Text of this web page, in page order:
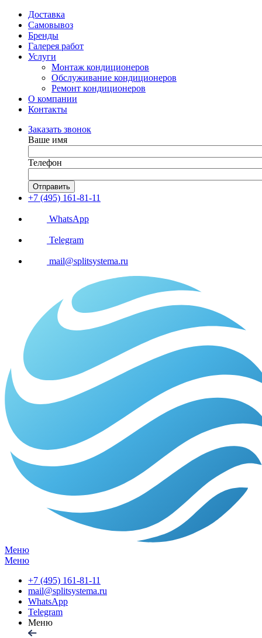
Доставка
Самовывоз
Бренды
Галерея работ
Услуги
Монтаж кондиционеров
Обслуживание кондиционеров
Ремонт кондиционеров
О компании
Контакты
Заказать звонок
Ваше имя
Телефон
Отправить
+7 (495) 161-81-11
WhatsApp
Telegram
mail@splitsystema.ru
Меню
Меню
+7 (495) 161-81-11
mail@splitsystema.ru
WhatsApp
Telegram
Меню